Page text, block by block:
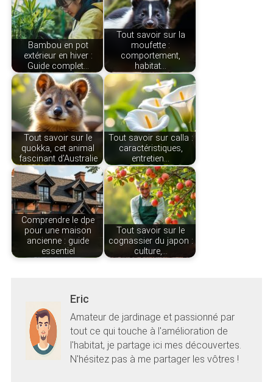
Bambou en pot
extérieur en hiver :
Guide complet…
Tout savoir sur la
moufette :
comportement,
habitat…
Tout savoir sur le
quokka, cet animal
fascinant d’Australie
Tout savoir sur calla :
caractéristiques,
entretien…
Comprendre le dpe
pour une maison
ancienne : guide
essentiel
Tout savoir sur le
cognassier du japon :
culture,…
Eric
Amateur de jardinage et passionné par
tout ce qui touche à l'amélioration de
l'habitat, je partage ici mes découvertes.
N'hésitez pas à me partager les vôtres !